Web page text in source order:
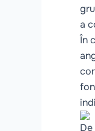
a
În